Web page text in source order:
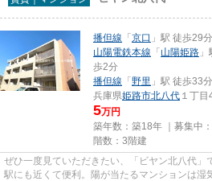
播但線 「京口 」駅 徒歩29分
山陽電鉄本線 「山陽姫路
歩2分
播但線 「野里 」駅 徒歩33分
兵庫県姫路市北八代 １丁目
5万円
築年数：築18年 ｜募集中：
階数：3階建
ぜひ一度見ていただきたい、「ビヤン北八代」
駅にも近くて便利。陽が当たるマンションは湿